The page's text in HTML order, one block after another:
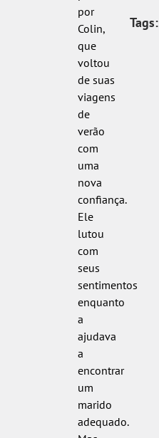
por
Colin,
que
voltou
de suas
viagens
de
verão
com
uma
nova
confiança.
Ele
lutou
com
seus
sentimentos
enquanto
a
ajudava
a
encontrar
um
marido
adequado.
Tags: